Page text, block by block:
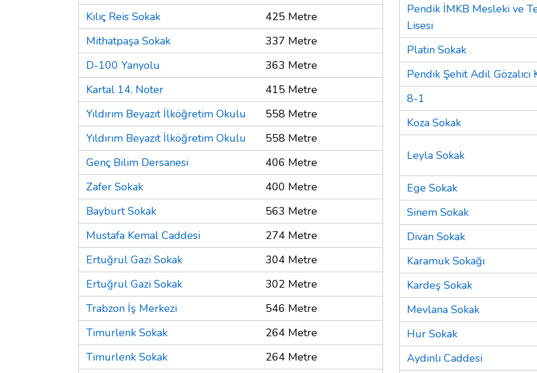
Kılıç Reis Sokak
425 Metre
Mithatpaşa Sokak
337 Metre
D-100 Yanyolu
363 Metre
Kartal 14. Noter
415 Metre
Yıldırım Beyazıt İlköğretim Okulu
558 Metre
Yıldırım Beyazıt İlköğretim Okulu
558 Metre
Genç Bilim Dersanesi
406 Metre
Zafer Sokak
400 Metre
Bayburt Sokak
563 Metre
Mustafa Kemal Caddesi
274 Metre
Ertuğrul Gazi Sokak
304 Metre
Ertuğrul Gazi Sokak
302 Metre
Trabzon İş Merkezi
546 Metre
Timurlenk Sokak
264 Metre
Timurlenk Sokak
264 Metre
Pendik İMKB Mesleki ve
Lisesi
Platin Sokak
Pendik Şehit Adil Gözalıcı
8-1
Koza Sokak
Leyla Sokak
Ege Sokak
Sinem Sokak
Divan Sokak
Karamuk Sokağı
Kardeş Sokak
Mevlana Sokak
Hür Sokak
Aydınlı Caddesi